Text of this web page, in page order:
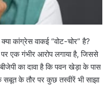
क्या कांग्रेस वाकई “वोट-चोर” है?
एक गंभीर आरोप लगाया है, जिससे
का दावा है कि पवन खेड़ा के पास
सबूत के तौर पर कुछ तस्वीरें भी साझा